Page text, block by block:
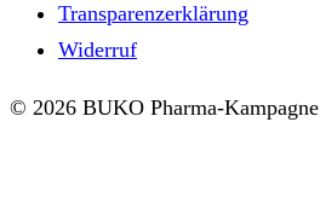
Transparenzerklärung
Widerruf
© 2026 BUKO Pharma-Kampagne